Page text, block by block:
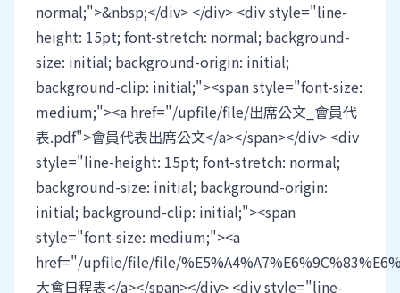
normal;">&nbsp;</div> </div> <div style="line-
height: 15pt; font-stretch: normal; background-
size: initial; background-origin: initial;
background-clip: initial;"><span style="font-size:
medium;"><a href="/upfile/file/出席公文_會員代
表.pdf">會員代表出席公文</a></span></div> <div
style="line-height: 15pt; font-stretch: normal;
background-size: initial; background-origin:
initial; background-clip: initial;"><span
style="font-size: medium;"><a
href="/upfile/file/file/
大會日程表</a></span></div> <div style="line-